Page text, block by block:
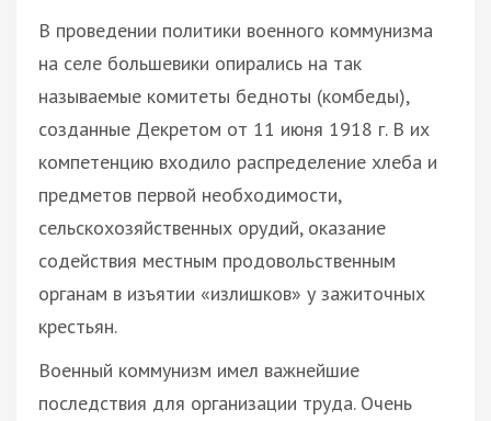
В проведении политики военного коммунизма
на селе большевики опирались на так
называемые комитеты бедноты (комбеды),
созданные Декретом от 11 июня 1918 г. В их
компетенцию входило распределение хлеба и
предметов первой необходимости,
сельскохозяйственных орудий, оказание
содействия местным продовольственным
органам в изъятии «излишков» у зажиточных
крестьян.
Военный коммунизм имел важнейшие
последствия для организации труда. Очень